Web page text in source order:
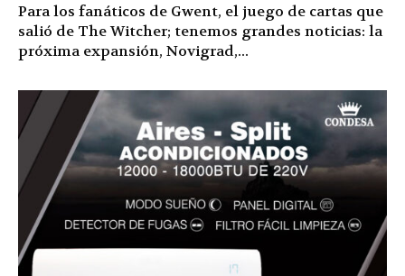
Para los fanáticos de Gwent, el juego de cartas que
salió de The Witcher; tenemos grandes noticias: la
próxima expansión, Novigrad,...